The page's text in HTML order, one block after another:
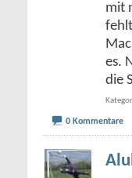
mit
es.
die
0 Kommentare